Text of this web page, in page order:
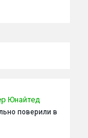
Юнайтед
поверили в